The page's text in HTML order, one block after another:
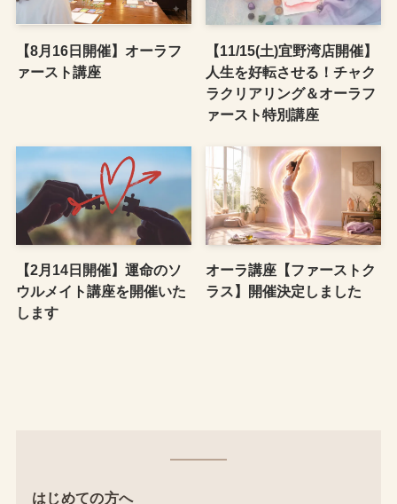
【8月16日開催】オーラフ
ァースト講座
【11/15(土)宜野湾店開催】
人生を好転させる！チャク
ラクリアリング＆オーラフ
ァースト特別講座
【2月14日開催】運命のソ
ウルメイト講座を開催いた
します
オーラ講座【ファーストク
ラス】開催決定しました
はじめての方へ